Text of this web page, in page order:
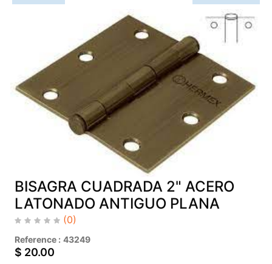
BISAGRA CUADRADA 2" ACERO
LATONADO ANTIGUO PLANA
(0)
Reference : 43249
$ 20.00